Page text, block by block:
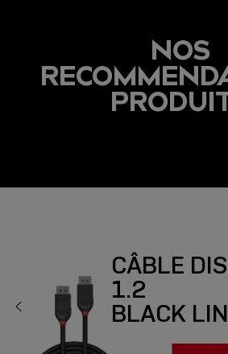
NOS
CÂBLE
1.2
BLACK